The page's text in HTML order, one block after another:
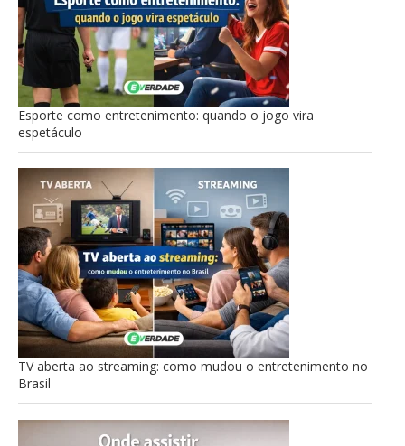
Esporte como entretenimento: quando o jogo vira
espetáculo
TV aberta ao streaming: como mudou o entretenimento no
Brasil